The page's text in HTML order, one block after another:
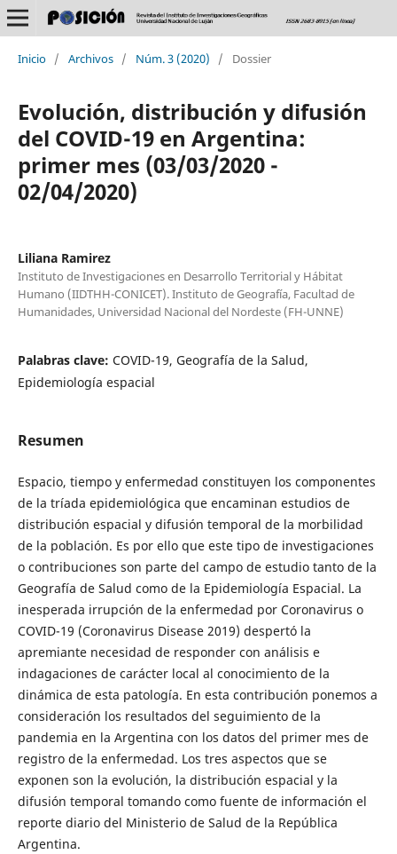
Inicio / Archivos / Núm. 3 (2020) / Dossier
Evolución, distribución y difusión
del COVID-19 en Argentina:
primer mes (03/03/2020 -
02/04/2020)
Liliana Ramirez
Instituto de Investigaciones en Desarrollo Territorial y Hábitat
Humano (IIDTHH-CONICET). Instituto de Geografía, Facultad de
Humanidades, Universidad Nacional del Nordeste (FH-UNNE)
Palabras clave: COVID-19, Geografía de la Salud,
Epidemiología espacial
Resumen
Espacio, tiempo y enfermedad constituyen los componentes
de la tríada epidemiológica que encaminan estudios de
distribución espacial y difusión temporal de la morbilidad
de la población. Es por ello que este tipo de investigaciones
o contribuciones son parte del campo de estudio tanto de la
Geografía de Salud como de la Epidemiología Espacial. La
inesperada irrupción de la enfermedad por Coronavirus o
COVID-19 (Coronavirus Disease 2019) despertó la
apremiante necesidad de responder con análisis e
indagaciones de carácter local al conocimiento de la
dinámica de esta patología. En esta contribución ponemos a
consideración los resultados del seguimiento de la
pandemia en la Argentina con los datos del primer mes de
registro de la enfermedad. Los tres aspectos que se
exponen son la evolución, la distribución espacial y la
difusión temporal tomando como fuente de información el
reporte diario del Ministerio de Salud de la República
Argentina.